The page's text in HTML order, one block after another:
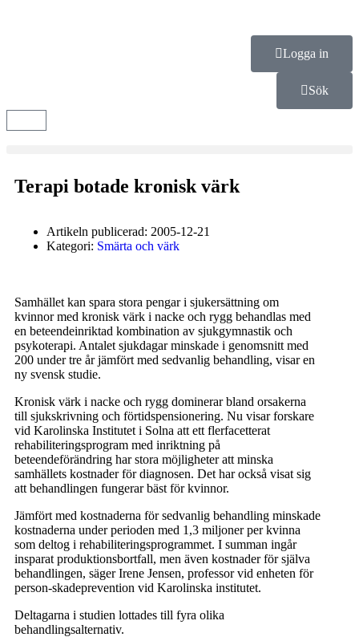
Logga in
Sök
Terapi botade kronisk värk
Artikeln publicerad: 2005-12-21
Kategori: Smärta och värk
Samhället kan spara stora pengar i sjukersättning om
kvinnor med kronisk värk i nacke och rygg behandlas med
en beteendeinriktad kombination av sjukgymnastik och
psykoterapi. Antalet sjukdagar minskade i genomsnitt med
200 under tre år jämfört med sedvanlig behandling, visar en
ny svensk studie.
Kronisk värk i nacke och rygg dominerar bland orsakerna
till sjukskrivning och förtidspensionering. Nu visar forskare
vid Karolinska Institutet i Solna att ett flerfacetterat
rehabiliteringsprogram med inriktning på
beteendeförändring har stora möjligheter att minska
samhällets kostnader för diagnosen. Det har också visat sig
att behandlingen fungerar bäst för kvinnor.
Jämfört med kostnaderna för sedvanlig behandling minskade
kostnaderna under perioden med 1,3 miljoner per kvinna
som deltog i rehabiliteringsprogrammet. I summan ingår
insparat produktionsbortfall, men även kostnader för själva
behandlingen, säger Irene Jensen, professor vid enheten för
person-skadeprevention vid Karolinska institutet.
Deltagarna i studien lottades till fyra olika
behandlingsalternativ.